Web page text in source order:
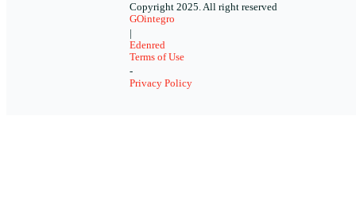
Copyright 2025. All right reserved
GOintegro
Edenred
Terms of Use
-
Privacy Policy